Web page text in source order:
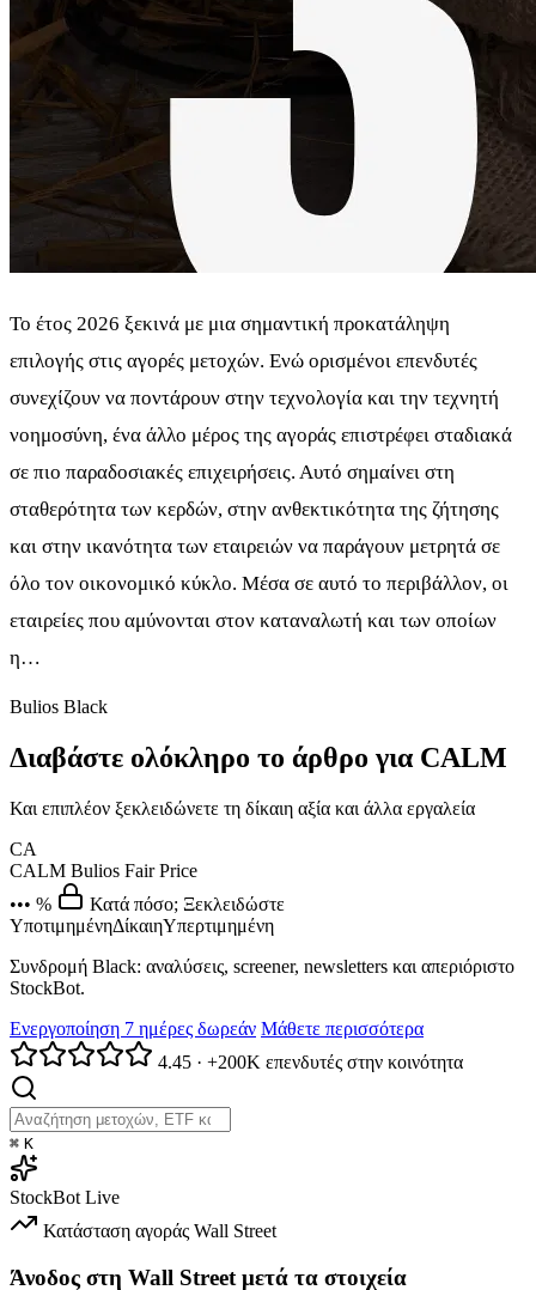
Το έτος 2026 ξεκινά με μια σημαντική προκατάληψη
επιλογής στις αγορές μετοχών. Ενώ ορισμένοι επενδυτές
συνεχίζουν να ποντάρουν στην τεχνολογία και την τεχνητή
νοημοσύνη, ένα άλλο μέρος της αγοράς επιστρέφει σταδιακά
σε πιο παραδοσιακές επιχειρήσεις. Αυτό σημαίνει στη
σταθερότητα των κερδών, στην ανθεκτικότητα της ζήτησης
και στην ικανότητα των εταιρειών να παράγουν μετρητά σε
όλο τον οικονομικό κύκλο. Μέσα σε αυτό το περιβάλλον, οι
εταιρείες που αμύνονται στον καταναλωτή και των οποίων
η…
Bulios Black
Διαβάστε ολόκληρο το άρθρο για CALM
Και επιπλέον ξεκλειδώνετε τη δίκαιη αξία και άλλα εργαλεία
CA
CALM Bulios Fair Price
••• %
Κατά πόσο; Ξεκλειδώστε
ΥποτιμημένηΔίκαιηΥπερτιμημένη
Συνδρομή Black: αναλύσεις, screener, newsletters και απεριόριστο
StockBot.
Ενεργοποίηση 7 ημέρες δωρεάν Μάθετε περισσότερα
4.45 · +200K επενδυτές στην κοινότητα
⌘ K
StockBot Live
Κατάσταση αγοράς Wall Street
Άνοδος στη Wall Street μετά τα στοιχεία